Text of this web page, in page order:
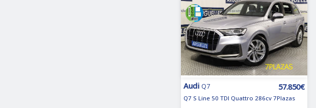
Audi Q7 57.850€
Q7 S Line 50 TDI Quattro 286cv 7Plazas